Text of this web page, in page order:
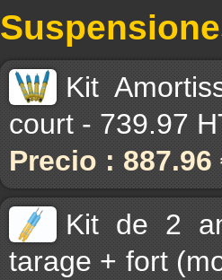
Kit
court - 739.97
Precio : 887.96
Kit de 2
tarage + fort